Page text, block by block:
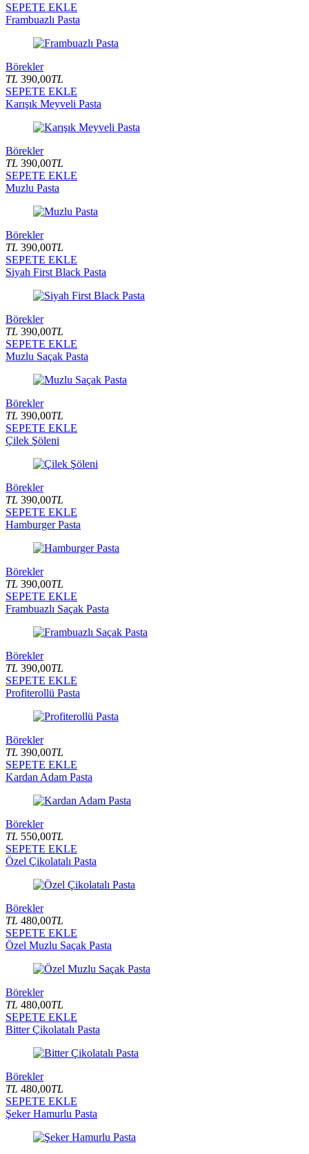
SEPETE EKLE
Frambuazlı Pasta
Börekler
TL 390,00TL
SEPETE EKLE
Karışık Meyveli Pasta
Börekler
TL 390,00TL
SEPETE EKLE
Muzlu Pasta
Börekler
TL 390,00TL
SEPETE EKLE
Siyah First Black Pasta
Börekler
TL 390,00TL
SEPETE EKLE
Muzlu Saçak Pasta
Börekler
TL 390,00TL
SEPETE EKLE
Çilek Şöleni
Börekler
TL 390,00TL
SEPETE EKLE
Hamburger Pasta
Börekler
TL 390,00TL
SEPETE EKLE
Frambuazlı Saçak Pasta
Börekler
TL 390,00TL
SEPETE EKLE
Profiterollü Pasta
Börekler
TL 390,00TL
SEPETE EKLE
Kardan Adam Pasta
Börekler
TL 550,00TL
SEPETE EKLE
Özel Çikolatalı Pasta
Börekler
TL 480,00TL
SEPETE EKLE
Özel Muzlu Saçak Pasta
Börekler
TL 480,00TL
SEPETE EKLE
Bitter Çikolatalı Pasta
Börekler
TL 480,00TL
SEPETE EKLE
Şeker Hamurlu Pasta